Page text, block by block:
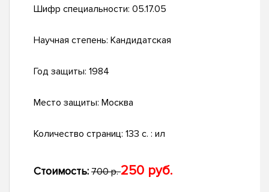
Шифр специальности: 05.17.05
Научная степень: Кандидатская
Год защиты: 1984
Место защиты: Москва
Количество страниц: 133 c. : ил
Стоимость: 700 р.250 руб.